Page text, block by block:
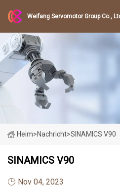
Weifang Servomotor Group Co.,
Heim>Nachricht>SINAMICS V90
SINAMICS V90
Nov 04, 2023